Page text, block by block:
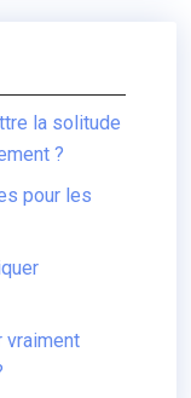
la solitude
?
pour les
vraiment